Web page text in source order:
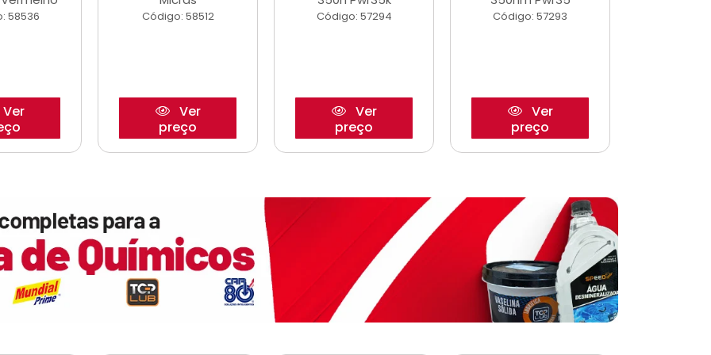
58536
Ver
Código: 58512
Ver
preço
Código: 57294
Ver
preço
Código: 57293
Ver
preço